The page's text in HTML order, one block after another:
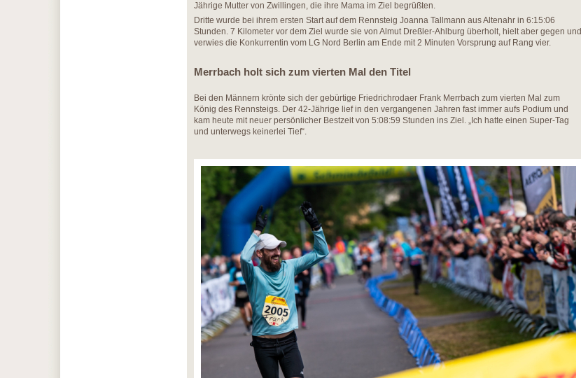
Jährige Mutter von Zwillingen, die ihre Mama im Ziel begrüßten.
Dritte wurde bei ihrem ersten Start auf dem Rennsteig Joanna Tallmann aus Altenahr in 6:15:06
Stunden. 7 Kilometer vor dem Ziel wurde sie von Almut Dreßler-Ahlburg überholt, hielt aber gegen und
verwies die Konkurrentin vom LG Nord Berlin am Ende mit 2 Minuten Vorsprung auf Rang vier.
Merrbach holt sich zum vierten Mal den Titel
Bei den Männern krönte sich der gebürtige Friedrichrodaer Frank Merrbach zum vierten Mal zum
König des Rennsteigs. Der 42-Jährige lief in den vergangenen Jahren fast immer aufs Podium und
kam heute mit neuer persönlicher Bestzeit von 5:08:59 Stunden ins Ziel. „Ich hatte einen Super-Tag
und unterwegs keinerlei Tief“.